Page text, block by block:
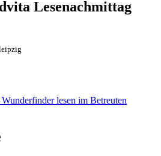
Lesenachmittag
lesen im Betreuten